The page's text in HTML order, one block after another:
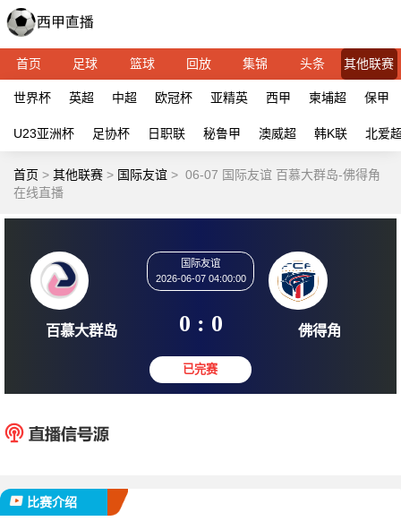
首页 足球 篮球 回放 集锦 头条 其他联赛
世界杯 英超 中超 欧冠杯 亚精英 西甲 柬埔超 保甲
U23亚洲杯 足协杯 日职联 秘鲁甲 澳威超 韩K联 北爱
首页 > 其他联赛 > 国际友谊 > 06-07 国际友谊 百慕大群岛-佛得角
在线直播
国际友谊
0 : 0
比赛介绍